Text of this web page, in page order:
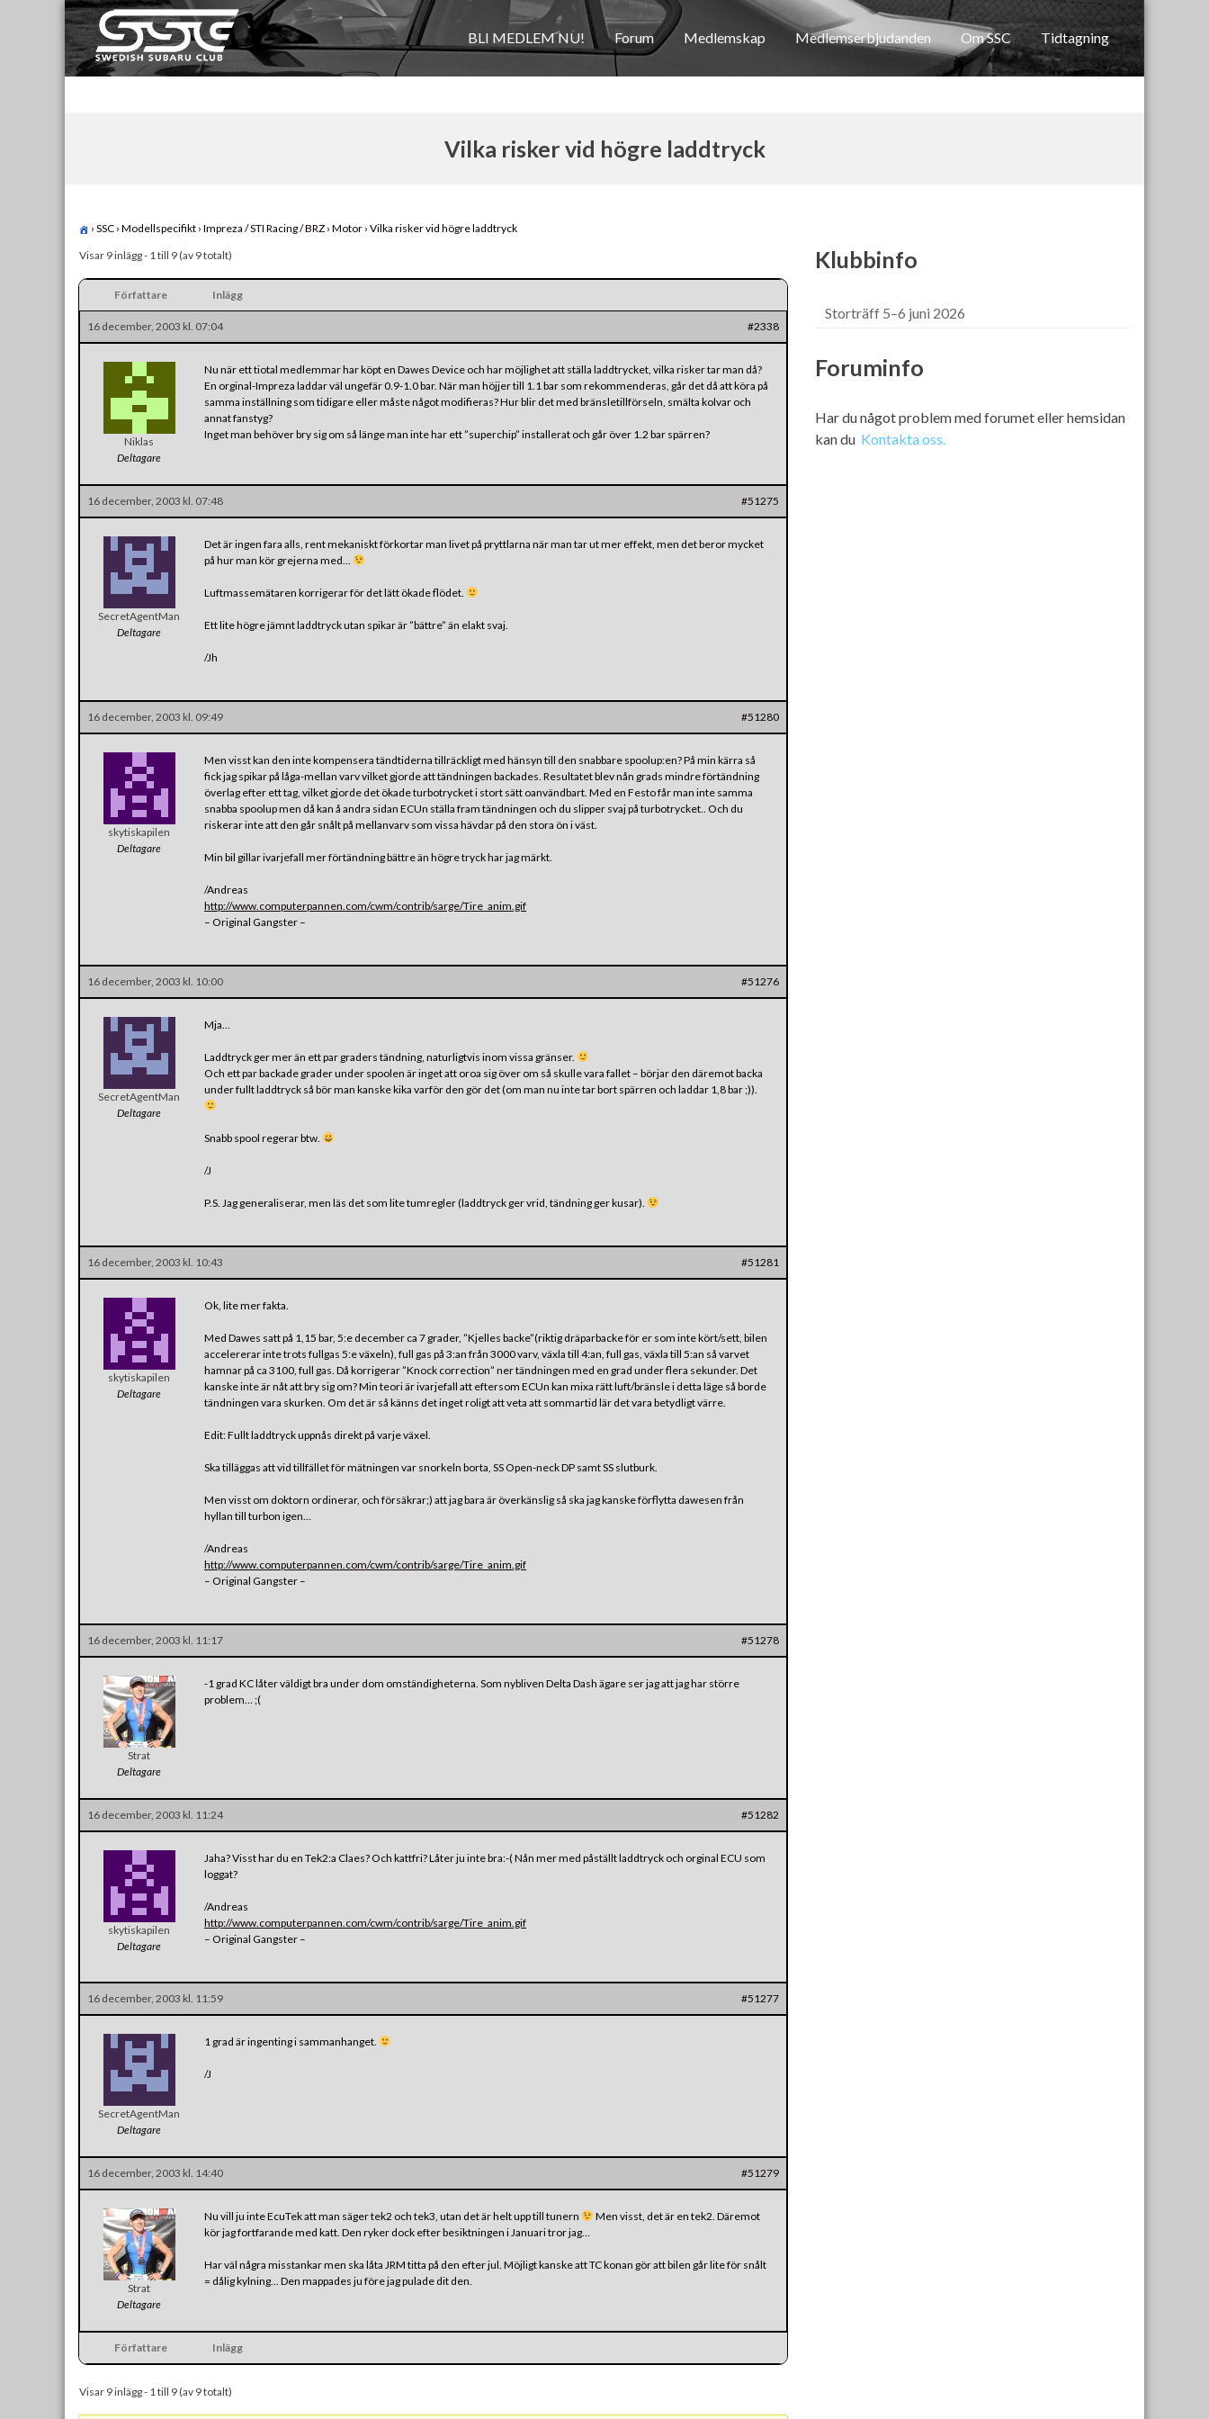
Skip
to
content
Swedish Subaru Club
För oss som älskar Subaru!
BLI MEDLEM NU! Forum Medlemskap Medlemserbjudanden Om SSC Tidtagning
Vilka risker vid högre laddtryck
› SSC › Modellspecifikt › Impreza / STI Racing / BRZ › Motor › Vilka risker vid högre laddtryck
Visar 9 inlägg - 1 till 9 (av 9 totalt)
Författare Inlägg
16 december, 2003 kl. 07:04 #2338
Niklas
Deltagare
Nu när ett tiotal medlemmar har köpt en Dawes Device och har möjlighet att ställa laddtrycket, vilka risker tar man då?
En orginal-Impreza laddar väl ungefär 0.9-1.0 bar. När man höjjer till 1.1 bar som rekommenderas, går det då att köra på
samma inställning som tidigare eller måste något modifieras? Hur blir det med bränsletillförseln, smälta kolvar och
annat fanstyg?
Inget man behöver bry sig om så länge man inte har ett ”superchip” installerat och går över 1.2 bar spärren?
16 december, 2003 kl. 07:48 #51275
SecretAgentMan
Deltagare
Det är ingen fara alls, rent mekaniskt förkortar man livet på pryttlarna när man tar ut mer effekt, men det beror mycket
på hur man kör grejerna med…
Luftmassemätaren korrigerar för det lätt ökade flödet.
Ett lite högre jämnt laddtryck utan spikar är ”bättre” än elakt svaj.
/Jh
16 december, 2003 kl. 09:49 #51280
skytiskapilen
Deltagare
Men visst kan den inte kompensera tändtiderna tillräckligt med hänsyn till den snabbare spoolup:en? På min kärra så
fick jag spikar på låga-mellan varv vilket gjorde att tändningen backades. Resultatet blev nån grads mindre förtändning
överlag efter ett tag, vilket gjorde det ökade turbotrycket i stort sätt oanvändbart. Med en Festo får man inte samma
snabba spoolup men då kan å andra sidan ECUn ställa fram tändningen och du slipper svaj på turbotrycket.. Och du
riskerar inte att den går snålt på mellanvarv som vissa hävdar på den stora ön i väst.
Min bil gillar ivarjefall mer förtändning bättre än högre tryck har jag märkt.
/Andreas
http://www.computerpannen.com/cwm/contrib/sarge/Tire_anim.gif
– Original Gangster –
16 december, 2003 kl. 10:00 #51276
SecretAgentMan
Deltagare
Mja…
Laddtryck ger mer än ett par graders tändning, naturligtvis inom vissa gränser.
Och ett par backade grader under spoolen är inget att oroa sig över om så skulle vara fallet – börjar den däremot backa
under fullt laddtryck så bör man kanske kika varför den gör det (om man nu inte tar bort spärren och laddar 1,8 bar ;)).
Snabb spool regerar btw.
/J
P.S. Jag generaliserar, men läs det som lite tumregler (laddtryck ger vrid, tändning ger kusar).
16 december, 2003 kl. 10:43 #51281
skytiskapilen
Deltagare
Ok, lite mer fakta.
Med Dawes satt på 1,15 bar, 5:e december ca 7 grader, ”Kjelles backe”(riktig dräparbacke för er som inte kört/sett, bilen
accelererar inte trots fullgas 5:e växeln), full gas på 3:an från 3000 varv, växla till 4:an, full gas, växla till 5:an så varvet
hamnar på ca 3100, full gas. Då korrigerar ”Knock correction” ner tändningen med en grad under flera sekunder. Det
kanske inte är nåt att bry sig om? Min teori är ivarjefall att eftersom ECUn kan mixa rätt luft/bränsle i detta läge så borde
tändningen vara skurken. Om det är så känns det inget roligt att veta att sommartid lär det vara betydligt värre.
Edit: Fullt laddtryck uppnås direkt på varje växel.
Ska tilläggas att vid tillfället för mätningen var snorkeln borta, SS Open-neck DP samt SS slutburk.
Men visst om doktorn ordinerar, och försäkrar;) att jag bara är överkänslig så ska jag kanske förflytta dawesen från
hyllan till turbon igen…
/Andreas
http://www.computerpannen.com/cwm/contrib/sarge/Tire_anim.gif
– Original Gangster –
16 december, 2003 kl. 11:17 #51278
Strat
Deltagare
-1 grad KC låter väldigt bra under dom omständigheterna. Som nybliven Delta Dash ägare ser jag att jag har större
problem… ;(
16 december, 2003 kl. 11:24 #51282
skytiskapilen
Deltagare
Jaha? Visst har du en Tek2:a Claes? Och kattfri? Låter ju inte bra:-( Nån mer med påställt laddtryck och orginal ECU som
loggat?
/Andreas
http://www.computerpannen.com/cwm/contrib/sarge/Tire_anim.gif
– Original Gangster –
16 december, 2003 kl. 11:59 #51277
SecretAgentMan
Deltagare
1 grad är ingenting i sammanhanget.
/J
16 december, 2003 kl. 14:40 #51279
Strat
Deltagare
Nu vill ju inte EcuTek att man säger tek2 och tek3, utan det är helt upp till tunern
Men visst, det är en tek2. Däremot
kör jag fortfarande med katt. Den ryker dock efter besiktningen i Januari tror jag…
Har väl några misstankar men ska låta JRM titta på den efter jul. Möjligt kanske att TC konan gör att bilen går lite för snålt
= dålig kylning… Den mappades ju före jag pulade dit den.
Författare Inlägg
Visar 9 inlägg - 1 till 9 (av 9 totalt)
Klubbinfo
Storträff 5–6 juni 2026
Foruminfo
Har du något problem med forumet eller hemsidan
kan du Kontakta oss.